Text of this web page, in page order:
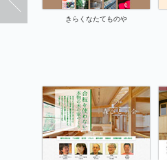
きらくなたてものや